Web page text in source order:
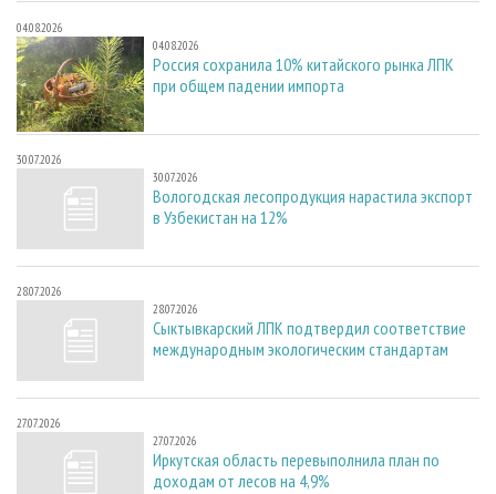
04.08.2026
04.08.2026
Россия сохранила 10% китайского рынка ЛПК
при общем падении импорта
30.07.2026
30.07.2026
Вологодская лесопродукция нарастила экспорт
в Узбекистан на 12%
28.07.2026
28.07.2026
Сыктывкарский ЛПК подтвердил соответствие
международным экологическим стандартам
27.07.2026
27.07.2026
Иркутская область перевыполнила план по
доходам от лесов на 4,9%